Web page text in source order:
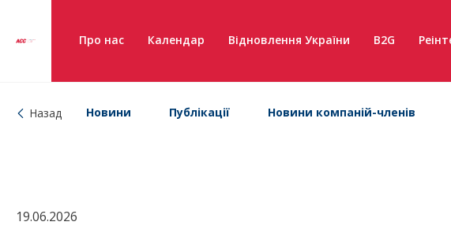
Про нас Календар Відновлення України B2G
Назад Новини Публікації Новини компаній-членів
19.06.2026